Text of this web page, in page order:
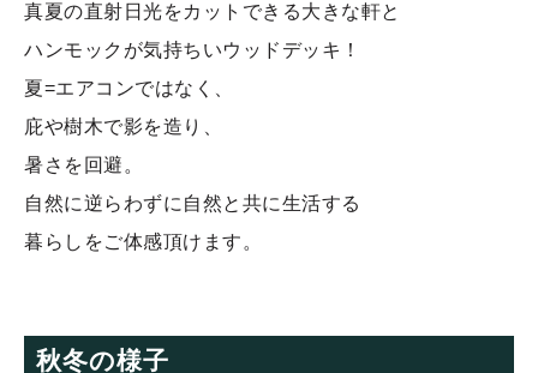
真夏の直射日光をカットできる大きな軒と
ハンモックが気持ちいウッドデッキ！
夏=エアコンではなく、
庇や樹木で影を造り、
暑さを回避。
自然に逆らわずに自然と共に生活する
暮らしをご体感頂けます。
秋冬の様子